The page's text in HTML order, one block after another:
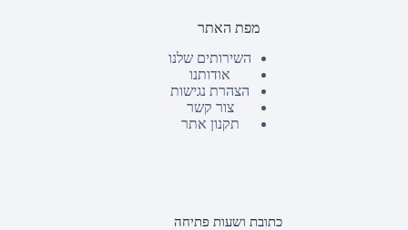
מפת האתר
השירותים שלנו
אודותנו
הצהרת נגישות
צור קשר
תקנון אתר
כתובת ושעות פתיחה